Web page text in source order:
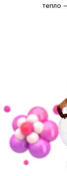
тепло